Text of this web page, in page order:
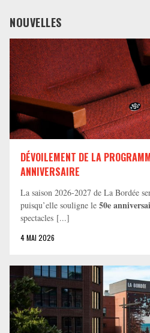
NOUVELLES
DÉVOILEMENT DE LA
ANNIVERSAIRE
La saison 2026-2027 de La Bordée
puisqu’elle souligne le 50e
spectacles [...]
4 MAI 2026